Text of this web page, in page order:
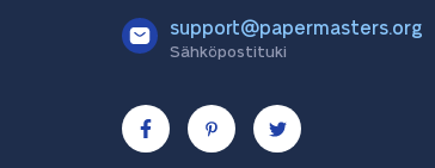
support@papermasters.org
Sähköpostituki